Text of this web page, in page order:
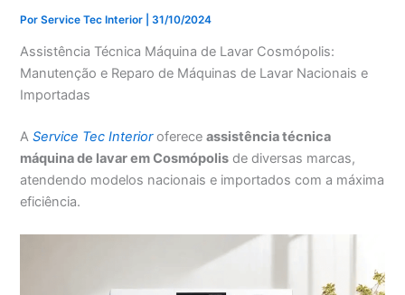
PorService Tec Interior |31/10/2024
Assistência Técnica Máquina de Lavar Cosmópolis:
Manutenção e Reparo de Máquinas de Lavar Nacionais e
Importadas
AService Tec Interiorofereceassistência técnica
máquina de lavar em Cosmópolis de diversas marcas,
atendendo modelos nacionais e importados com a máxima
eficiência.